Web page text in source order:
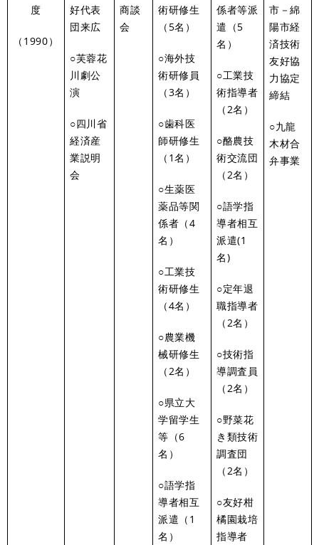
度
（1990）
好代表
団来広
○芙蓉花
川劇公
演
○四川省
経済産
業説明
会
商談
会
術研修生
（5名）
○海外技
術研修員
（3名）
○歯科医
師研修生
（1名）
○生薬医
薬品等関
係者（4
名）
○工業技
術研修生
（4名）
○農業機
械研修生
（2名）
○県立大
学留学生
等（6
名）
○語学指
導者相互
派遣（1
名）
係者等派
遣（5
名）
○工業技
術指導者
（2名）
○酪農技
術交流団
（2名）
○語学指
導者相互
派遣(1
名)
○定年退
職指導者
（2名）
○技術指
導調査員
（2名）
○野菜花
き類技術
調査団
（2名）
○友好柑
橘園栽培
指導者
市－綿
陽市経
済技術
友好協
力協定
締結
○九龍
木材合
弁事業